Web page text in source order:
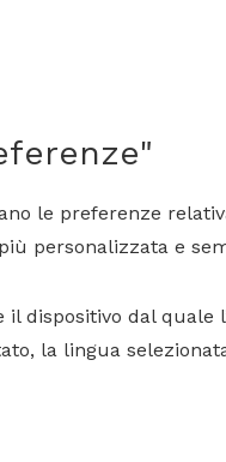
le preferenze
personalizzata e
il dispositivo dal quale
la lingua